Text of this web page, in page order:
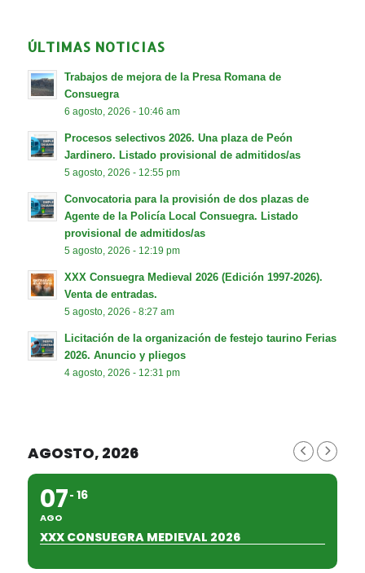
ÚLTIMAS NOTICIAS
Trabajos de mejora de la Presa Romana de
Consuegra
6 agosto, 2026 - 10:46 am
Procesos selectivos 2026. Una plaza de Peón
Jardinero. Listado provisional de admitidos/as
5 agosto, 2026 - 12:55 pm
Convocatoria para la provisión de dos plazas de
Agente de la Policía Local Consuegra. Listado
provisional de admitidos/as
5 agosto, 2026 - 12:19 pm
XXX Consuegra Medieval 2026 (Edición 1997-2026).
Venta de entradas.
5 agosto, 2026 - 8:27 am
Licitación de la organización de festejo taurino Ferias
2026. Anuncio y pliegos
4 agosto, 2026 - 12:31 pm
AGOSTO, 2026
07
AGO
16
XXX CONSUEGRA MEDIEVAL 2026